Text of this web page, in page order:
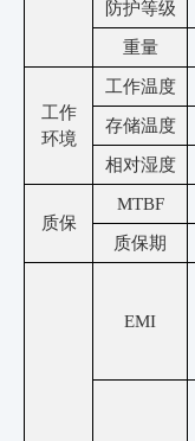
防护等级
重量
工作
环境
工作温度
存储温度
相对湿度
质保
MTBF
质保期
EMI